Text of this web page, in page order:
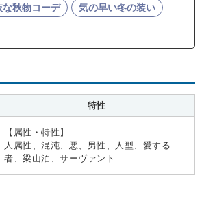
な秋物コーデ 気の早い冬の装い
特性
【属性・特性】
人属性、混沌、悪、男性、人型、愛する
者、梁山泊、サーヴァント